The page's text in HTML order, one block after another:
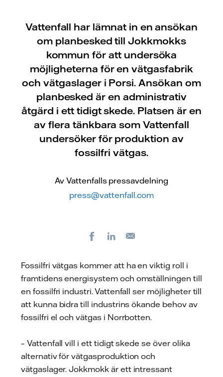
Vattenfall har lämnat in en ansökan
om planbesked till Jokkmokks
kommun för att undersöka
möjligheterna för en vätgasfabrik
och vätgaslager i Porsi. Ansökan om
planbesked är en administrativ
åtgärd i ett tidigt skede. Platsen är en
av flera tänkbara som Vattenfall
undersöker för produktion av
fossilfri vätgas.
Av Vattenfalls pressavdelning
press@vattenfall.com
FacebookLinkedIn
Fossilfri vätgas kommer att ha en viktig roll i
framtidens energisystem och omställningen till
en fossilfri industri. Vattenfall ser möjligheter till
att kunna bidra till industrins ökande behov av
fossilfri el och vätgas i Norrbotten.
– Vattenfall vill i ett tidigt skede se över olika
alternativ för vätgasproduktion och
vätgaslager. Jokkmokk är ett intressant